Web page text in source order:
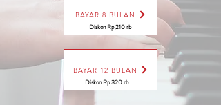
BAYAR 8 BULAN
Diskon Rp 210 rb
BAYAR 12 BULAN
Diskon Rp 320 rb